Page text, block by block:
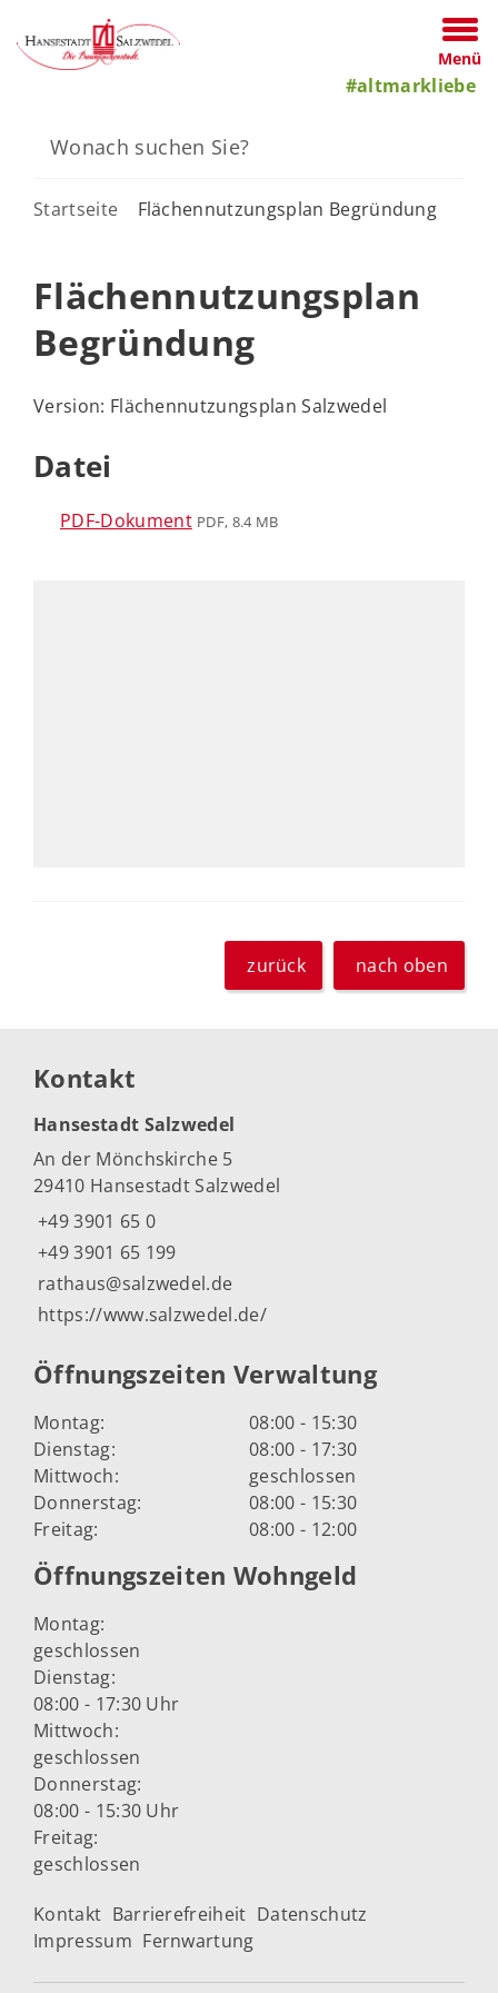
Menü
#altmarkliebe
Startseite Flächennutzungsplan Begründung
Flächennutzungsplan
Begründung
Version: Flächennutzungsplan Salzwedel
Datei
PDF-Dokument PDF, 8.4 MB
zurück nach oben
Kontakt
Hansestadt Salzwedel
An der Mönchskirche 5
29410 Hansestadt Salzwedel
+49 3901 65 0
+49 3901 65 199
rathaus@salzwedel.de
https://www.salzwedel.de/
Öffnungszeiten Verwaltung
Montag:
08:00 - 15:30
Dienstag:
08:00 - 17:30
Mittwoch:
geschlossen
Donnerstag:
08:00 - 15:30
Freitag:
08:00 - 12:00
Öffnungszeiten Wohngeld
Montag:
geschlossen
Dienstag:
08:00 - 17:30 Uhr
Mittwoch:
geschlossen
Donnerstag:
08:00 - 15:30 Uhr
Freitag:
geschlossen
Kontakt Barrierefreiheit Datenschutz
Impressum Fernwartung